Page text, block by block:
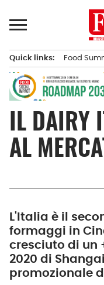
al
principale
Quick links: Food
IL DAIRY
AL
L'Italia è il
formaggi in
cresciuto di un
2020 di
promozionale